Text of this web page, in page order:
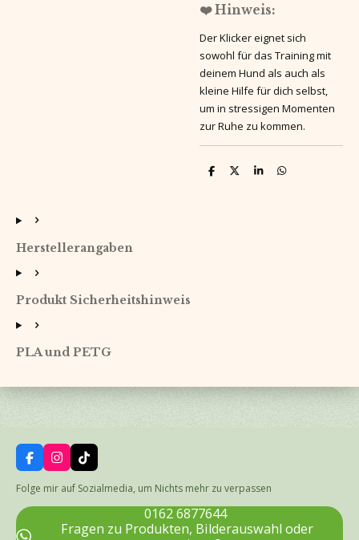
❤️Hinweis:
Der Klicker eignet sich
sowohl für das Training mit
deinem Hund als auch als
kleine Hilfe für dich selbst,
um in stressigen Momenten
zur Ruhe zu kommen.
T
T
T
T
Herstellerangaben
Produkt Sicherheitshinweis
PLA und PETG
F
a
c
e
b
o
I
n
s
a
T
i
k
o
Folge mir auf Sozialmedia, um Nichts mehr zu verpassen
0162 6877644
Fragen zu Produkten, Bilderauswahl oder